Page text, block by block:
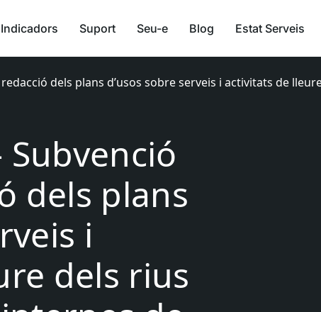
Indicadors Suport Seu-e Blog Estat Serveis
redacció dels plans d’usos sobre serveis i activitats de
Subvenció
dels plans
i
dels rius